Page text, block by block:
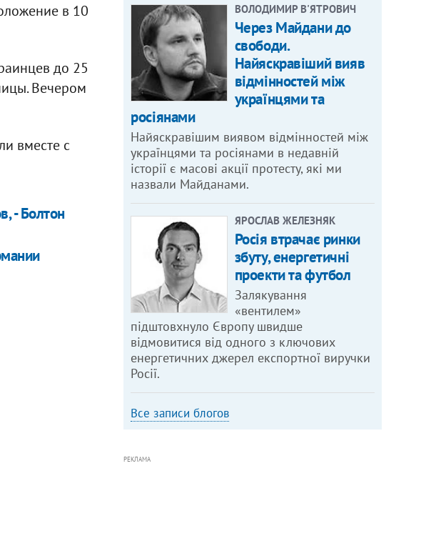
в 10
до 25
Вечером
вместе с
- Болтон
ВОЛОДИМИР В'ЯТРОВИЧ
Через Майдани до
свободи.
Найяскравіший вияв
відмінностей між
українцями та
росіянами
Найяскравішим виявом відмінностей між
українцями та росіянами в недавній
історії є масові акції протесту, які ми
назвали Майданами.
ЯРОСЛАВ ЖЕЛЕЗНЯК
Росія втрачає ринки
збуту, енергетичні
проекти та футбол
Залякування
«вентилем»
підштовхнуло Європу швидше
відмовитися від одного з ключових
енергетичних джерел експортної виручки
Росії.
Все записи блогов
РЕКЛАМА